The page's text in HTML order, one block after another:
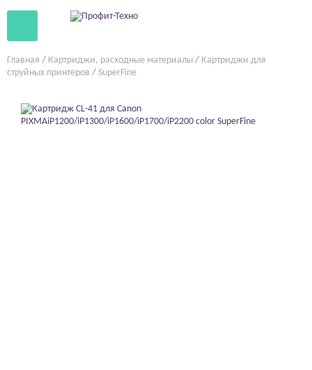
Главная / Картриджи, расходные материалы / Картриджи для
струйных принтеров / SuperFine